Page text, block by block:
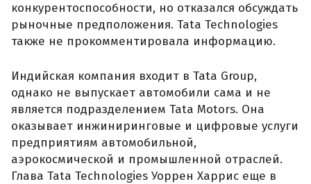
конкурентоспособности, но отказался обсуждать
рыночные предположения. Tata Technologies
также не прокомментировала информацию.
Индийская компания входит в Tata Group,
однако не выпускает автомобили сама и не
является подразделением Tata Motors. Она
оказывает инжиниринговые и цифровые услуги
предприятиям автомобильной,
аэрокосмической и промышленной отраслей.
Глава Tata Technologies Уоррен Харрис еще в